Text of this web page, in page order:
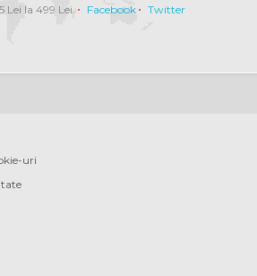
la 499 Lei.
Facebook
Twitter
uri